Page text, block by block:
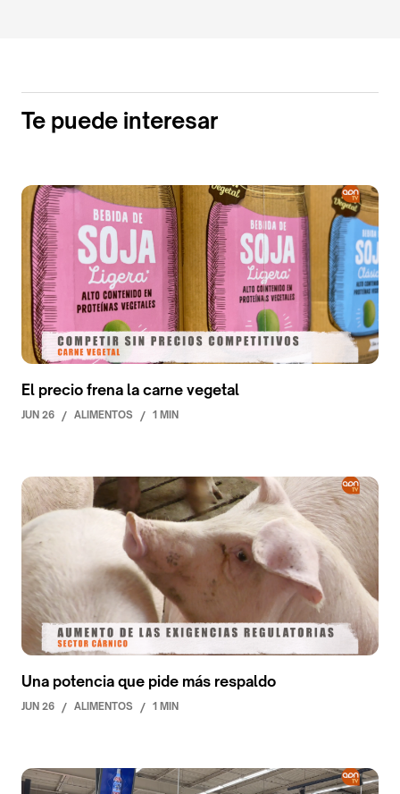
Te puede interesar
El precio frena la carne vegetal
JUN 26 / ALIMENTOS / 1 MIN
Una potencia que pide más respaldo
JUN 26 / ALIMENTOS / 1 MIN